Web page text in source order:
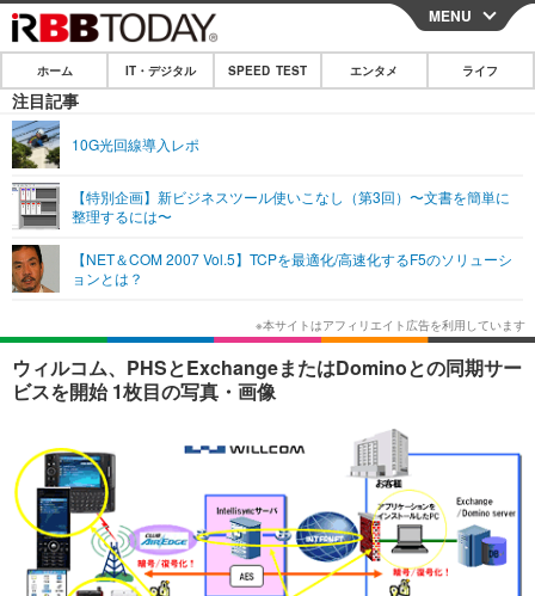
CLOSE
ホーム
IT・デジタル
ネタ
ショッピング その他
SPEED TEST
エンタメ
エンタメTOP
韓国・芸能
音楽 スポーツ
ショッピング その他
ライフ
ライフTOP グルメ
ペット ショッピング
リリース一覧
プッシュ通知の停止方法
MENU
ホーム IT・デジタル SPEED TEST エンタメ ライフ
注目記事
10G光回線導入レポ
【特別企画】新ビジネスツール使いこなし（第3回）〜文書を簡単に
整理するには〜
【NET＆COM 2007 Vol.5】TCPを最適化/高速化するF5のソリューシ
ョンとは？
ウィルコム、PHSとExchangeまたはDominoとの同期サー
ビスを開始 1枚目の写真・画像